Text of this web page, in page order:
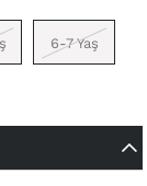
6-7 Yaş